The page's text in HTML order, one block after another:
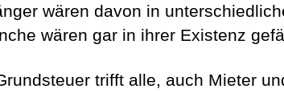
wären davon in
wären gar in ihrer Existenz
trifft alle, auch Mieter